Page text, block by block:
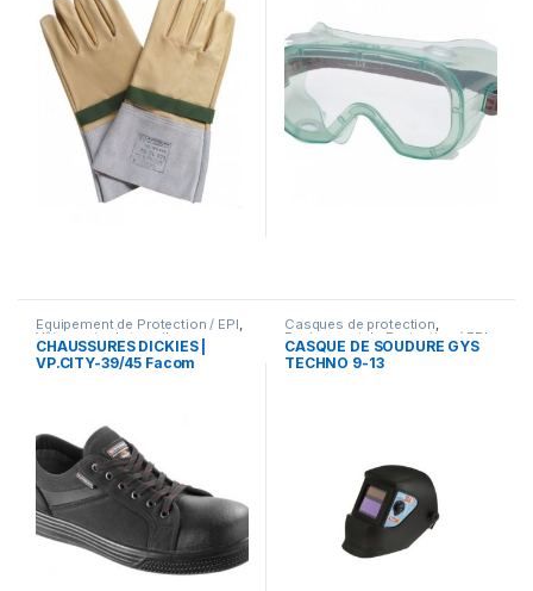
Equipement de Protection / EPI,
Vêtements de travail
CHAUSSURES DICKIES |
VP.CITY-39/45 Facom
Casques de protection,
Equipement de Protection / EPI
CASQUE DE SOUDURE GYS
TECHNO 9-13